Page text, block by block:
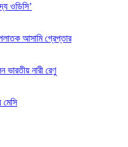
ওডিসি’
আসামি গ্রেপ্তার
নারী রেণু
মেসি